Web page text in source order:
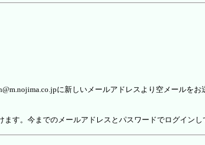
に新しいメールアドレスより空メールをお
す。今までのメールアドレスとパスワードでログインし